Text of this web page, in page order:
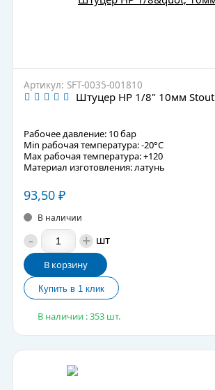
Артикул: SFT-0035-001810
Штуцер НР 1/8" 10мм Stout
Рабочее давление: 10 бар
Min рабочая температура: -20°C
Max рабочая температура: +120
Материал изготовления: латунь
93,50 ₽
В наличии
- + шт
В корзину
В наличии : 353 шт.